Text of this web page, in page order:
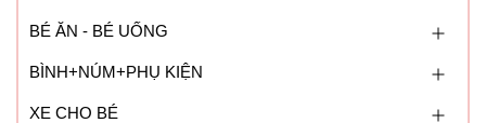
BÉ ĂN - BÉ UỐNG
BÌNH+NÚM+PHỤ KIỆN
XE CHO BÉ